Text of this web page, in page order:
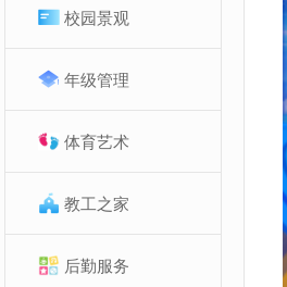
校园景观
年级管理
体育艺术
教工之家
后勤服务